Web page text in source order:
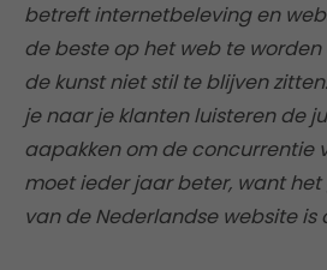
betreft internetbeleving en
de beste op het web te worden
de kunst niet stil te blijven
je naar je klanten luisteren de
aapakken om de concurrentie
moet ieder jaar beter, want
van de Nederlandse website is